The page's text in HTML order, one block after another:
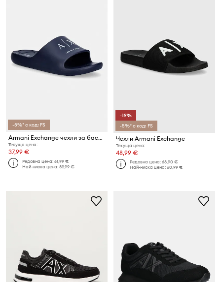
-5%* с код: FS
Armani Exchange чехли за басейн мъжки
Текуща цена:
37,99 €
Редовна цена:61,99 €
Най-ниска цена:39,99 €
-19%
-5%* с код: FS
Чехли Armani Exchange
Текуща цена:
48,99 €
Редовна цена:68,90 €
Най-ниска цена:60,99 €